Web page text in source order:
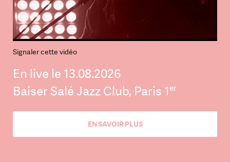
Signaler cette vidéo
En live le 13.08.2026
Baiser Salé Jazz Club, Paris 1 er
EN SAVOIR PLUS